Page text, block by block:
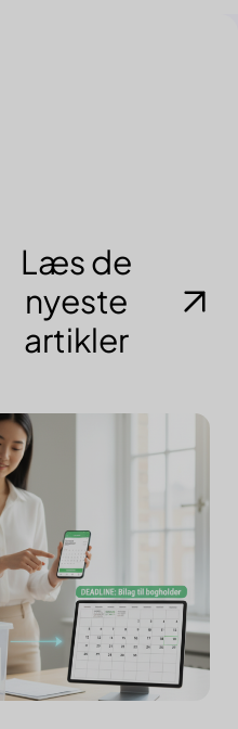
Læs de
nyeste
artikler